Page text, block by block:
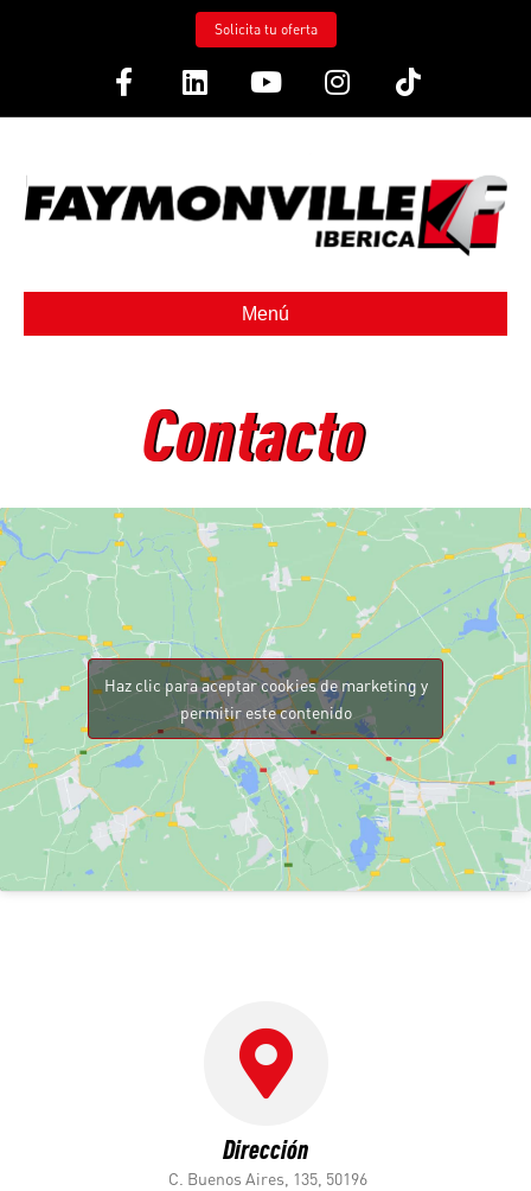
Solicita tu oferta
FacebookLinkedinYoutubeInstagram
Tiktok
Menú
Contacto
Haz clic para aceptar cookies de marketing y
permitir este contenido
Dirección
C. Buenos Aires, 135, 50196